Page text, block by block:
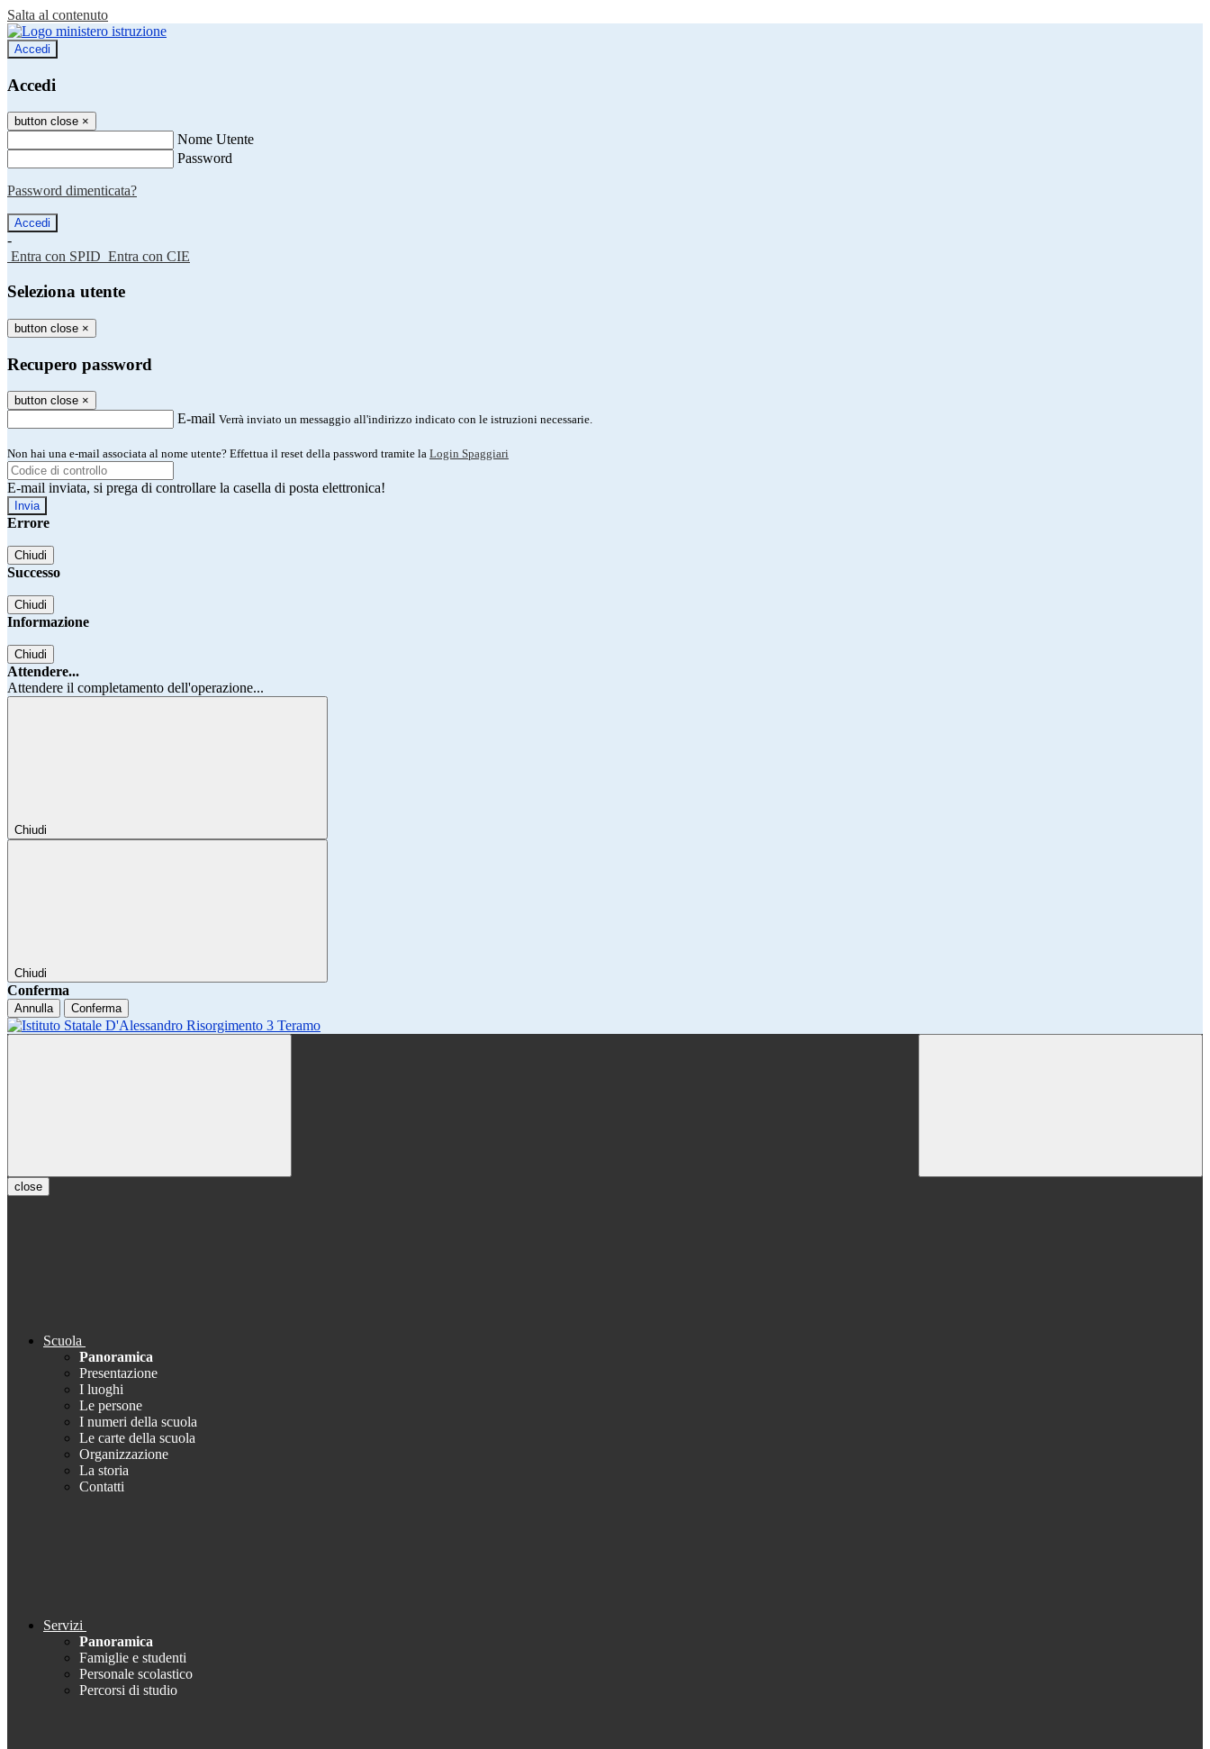
Salta al contenuto
Accedi
Accedi
button close ×
Nome Utente
Password
Password dimenticata?
-
Entra con SPID Entra con CIE
Seleziona utente
button close ×
Recupero password
button close ×
E-mail Verrà inviato un messaggio all'indirizzo indicato con le istruzioni necessarie.
Non hai una e-mail associata al nome utente? Effettua il reset della password tramite la Login Spaggiari
E-mail inviata, si prega di controllare la casella di posta elettronica!
Errore
Chiudi
Successo
Chiudi
Informazione
Chiudi
Attendere...
Attendere il completamento dell'operazione...
Chiudi
Chiudi
Conferma
Annulla Conferma
close
Scuola
Panoramica
Presentazione
I luoghi
Le persone
I numeri della scuola
Le carte della scuola
Organizzazione
La storia
Contatti
Servizi
Panoramica
Famiglie e studenti
Personale scolastico
Percorsi di studio